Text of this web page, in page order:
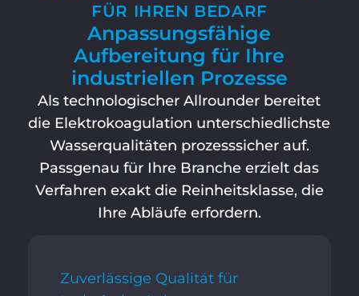
FÜR IHREN BEDARF
Anpassungsfähige
Aufbereitung für Ihre
industriellen Prozesse
Als technologischer Allrounder bereitet
die Elektrokoagulation unterschiedlichste
Wasserqualitäten prozesssicher auf.
Passgenau für Ihre Branche erzielt das
Verfahren exakt die Reinheitsklasse, die
Ihre Abläufe erfordern.
Zuverlässige Qualität für